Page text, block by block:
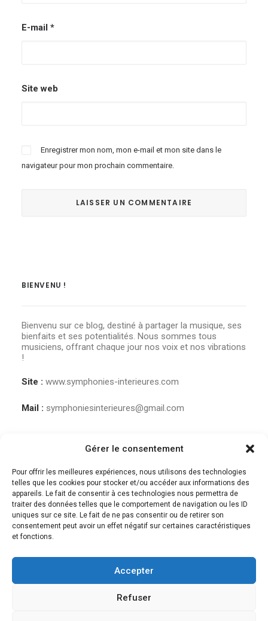
Gérer le consentement
Pour offrir les meilleures expériences, nous utilisons des technologies
telles que les cookies pour stocker et/ou accéder aux informations des
appareils. Le fait de consentir à ces technologies nous permettra de
traiter des données telles que le comportement de navigation ou les ID
uniques sur ce site. Le fait de ne pas consentir ou de retirer son
consentement peut avoir un effet négatif sur certaines caractéristiques
et fonctions.
Accepter
Refuser
E-mail *
Site web
Enregistrer mon nom, mon e-mail et mon site dans le
navigateur pour mon prochain commentaire.
BIENVENU !
Bienvenu sur ce blog, destiné à partager la musique, ses
bienfaits et ses potentialités. Nous sommes tous
musiciens, offrant chaque jour nos voix et nos vibrations
!
Site : www.symphonies-interieures.com
Mail : symphoniesinterieures@gmail.com
© 2018 Des musiques pour guérir | Tous droits réservés. |Mentions légales et
CGV